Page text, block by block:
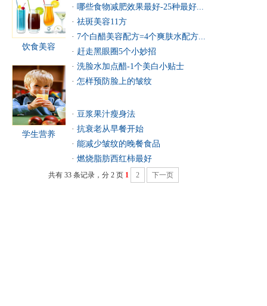
饮食美容
学生营养
· 哪些食物减肥效果最好-25种最好...
· 祛斑美容11方
· 7个白醋美容配方=4个爽肤水配方...
· 赶走黑眼圈5个小妙招
· 洗脸水加点醋-1个美白小贴士
· 怎样预防脸上的皱纹
· 豆浆果汁瘦身法
· 抗衰老从早餐开始
· 能减少皱纹的晚餐食品
· 燃烧脂肪西红柿最好
共有 33 条记录，分 2 页 1 2 下一页